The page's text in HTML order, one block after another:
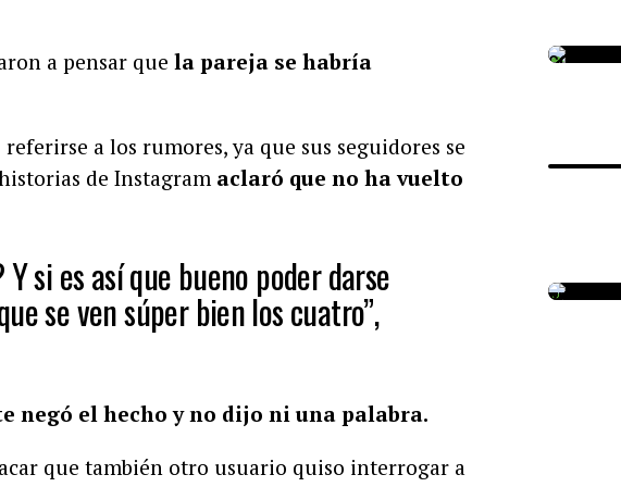
a pensar que la pareja se habría
a los rumores, ya que sus seguidores se
de Instagram aclaró que no ha vuelto
si es así que bueno poder darse
se ven súper bien los cuatro”,
negó el hecho y no dijo ni una palabra.
que también otro usuario quiso interrogar a